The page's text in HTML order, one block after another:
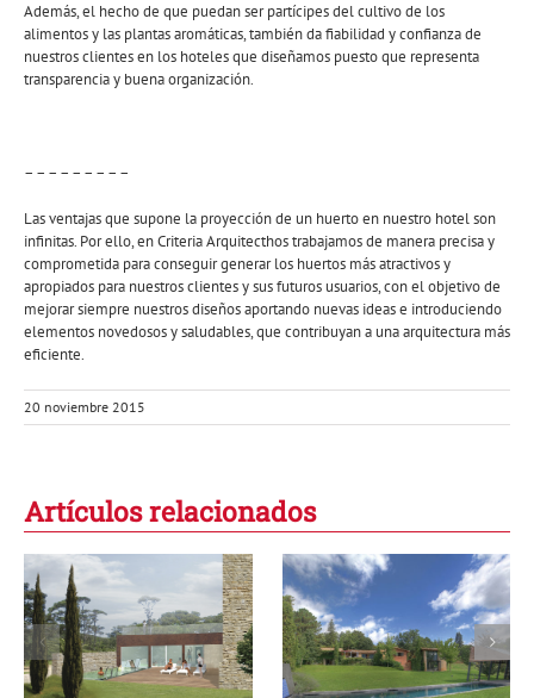
Además, el hecho de que puedan ser partícipes del cultivo de los
alimentos y las plantas aromáticas, también da fiabilidad y confianza de
nuestros clientes en los hoteles que diseñamos puesto que representa
transparencia y buena organización.
– – – – – – – – –
Las ventajas que supone la proyección de un huerto en nuestro hotel son
infinitas. Por ello, en Criteria Arquitecthos trabajamos de manera precisa y
comprometida para conseguir generar los huertos más atractivos y
apropiados para nuestros clientes y sus futuros usuarios, con el objetivo de
mejorar siempre nuestros diseños aportando nuevas ideas e introduciendo
elementos novedosos y saludables, que contribuyan a una arquitectura más
eficiente.
20 noviembre 2015
Artículos relacionados
Rural y con
encanto… ¡es tu
momento!
Área de Wellness